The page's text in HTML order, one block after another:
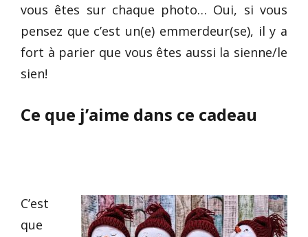
vous êtes sur chaque photo… Oui, si vous
pensez que c’est un(e) emmerdeur(se), il y a
fort à parier que vous êtes aussi la sienne/le
sien!
Ce que j’aime dans ce cadeau
C’est
que